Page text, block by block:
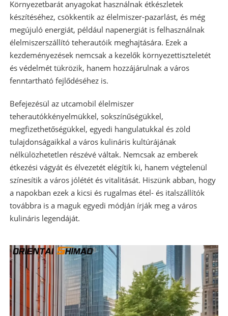
Környezetbarát anyagokat használnak étkészletek
készítéséhez, csökkentik az élelmiszer-pazarlást, és még
megújuló energiát, például napenergiát is felhasználnak
élelmiszerszállító teherautóik meghajtására. Ezek a
kezdeményezések nemcsak a kezelők környezettiszteletét
és védelmét tükrözik, hanem hozzájárulnak a város
fenntartható fejlődéséhez is.
Befejezésül az utcamobil élelmiszer
teherautókkényelmükkel, sokszínűségükkel,
megfizethetőségükkel, egyedi hangulatukkal és zöld
tulajdonságaikkal a város kulináris kultúrájának
nélkülözhetetlen részévé váltak. Nemcsak az emberek
étkezési vágyát és élvezetét elégítik ki, hanem végtelenül
színesítik a város jólétét és vitalitását. Hiszünk abban, hogy
a napokban ezek a kicsi és rugalmas étel- és italszállítók
továbbra is a maguk egyedi módján írják meg a város
kulináris legendáját.